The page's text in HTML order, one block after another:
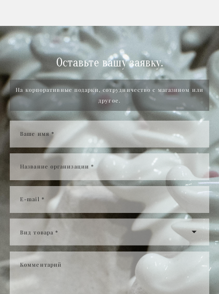
Оставьте вашу заявку.
На корпоративные подарки, сотрудничество с магазином или
другое.
Ваше имя *
Название организации *
E-mail *
Вид товара *
Комментарий